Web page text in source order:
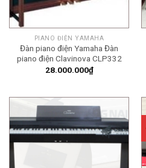
PIANO ĐIỆN YAMAHA
Đàn piano điện Yamaha Đàn
piano điện Clavinova CLP332
28.000.000₫